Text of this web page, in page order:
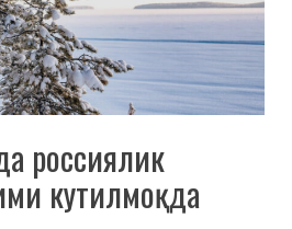
россиялик
кутилмоқда